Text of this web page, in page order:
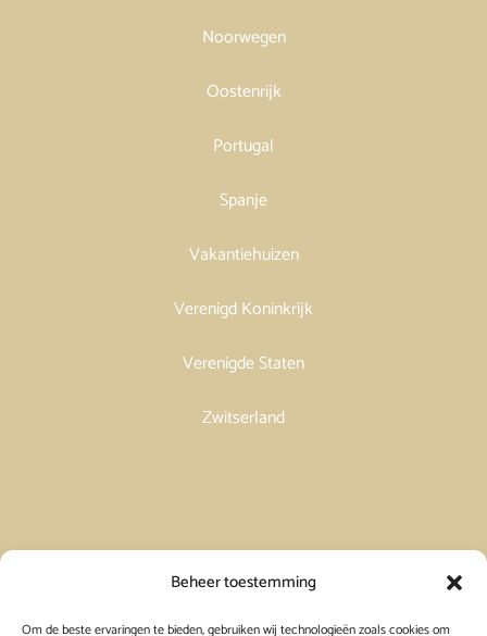
Beheer toestemming
Om de beste ervaringen te bieden, gebruiken wij technologieën zoals cookies om
Noorwegen
Oostenrijk
Portugal
Spanje
Vakantiehuizen
Verenigd Koninkrijk
Verenigde Staten
Zwitserland